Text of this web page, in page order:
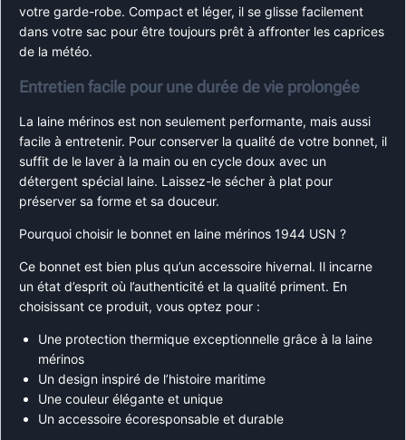
votre garde-robe. Compact et léger, il se glisse facilement
dans votre sac pour être toujours prêt à affronter les caprices
de la météo.
Entretien facile pour une durée de vie prolongée
La laine mérinos est non seulement performante, mais aussi
facile à entretenir. Pour conserver la qualité de votre bonnet, il
suffit de le laver à la main ou en cycle doux avec un
détergent spécial laine. Laissez-le sécher à plat pour
préserver sa forme et sa douceur.
Pourquoi choisir le bonnet en laine mérinos 1944 USN ?
Ce bonnet est bien plus qu’un accessoire hivernal. Il incarne
un état d’esprit où l’authenticité et la qualité priment. En
choisissant ce produit, vous optez pour :
Une protection thermique exceptionnelle grâce à la laine
mérinos
Un design inspiré de l’histoire maritime
Une couleur élégante et unique
Un accessoire écoresponsable et durable